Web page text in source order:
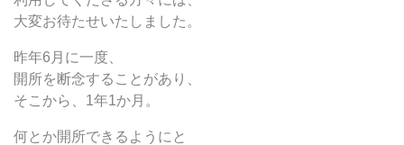
大変お待たせいたしました。
昨年6月に一度、
開所を断念することがあり、
そこから、1年1か月。
何とか開所できるようにと